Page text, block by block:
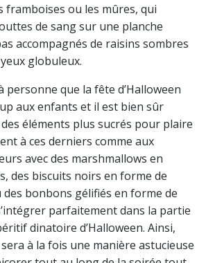
framboises ou les mûres, qui
de sang sur une planche
accompagnés de raisins sombres
globuleux.
personne que la fête d’Halloween
aux enfants et il est bien sûr
éléments plus sucrés pour plaire
à ces derniers comme aux
avec des marshmallows en
des biscuits noirs en forme de
bonbons gélifiés en forme de
parfaitement dans la partie
dinatoire d’Halloween. Ainsi,
à la fois une manière astucieuse